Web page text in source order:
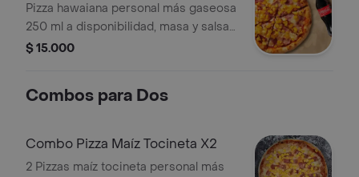
Pizza hawaiana personal más gaseosa
250 ml a disponibilidad, masa y salsa
napoles de la casa, queso mozzarella,
$ 15.000
Combos para Dos
Combo Pizza Maíz Tocineta X2
2 Pizzas maíz tocineta personal más